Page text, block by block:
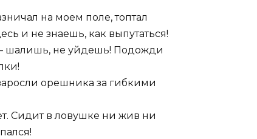
на моем поле, топтал
и не знаешь, как выпутаться!
— шалишь, не уйдешь! Подожди
орешника за гибкими
Сидит в ловушке ни жив ни